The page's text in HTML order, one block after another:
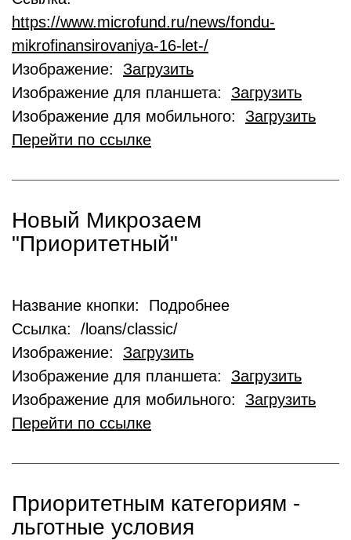
https://www.microfund.ru/news/fondu-
mikrofinansirovaniya-16-let-/
Изображение: Загрузить
Изображение для планшета: Загрузить
Изображение для мобильного: Загрузить
Перейти по ссылке
Новый Микрозаем
"Приоритетный"
Название кнопки: Подробнее
Ссылка: /loans/classic/
Изображение: Загрузить
Изображение для планшета: Загрузить
Изображение для мобильного: Загрузить
Перейти по ссылке
Приоритетным категориям -
льготные условия